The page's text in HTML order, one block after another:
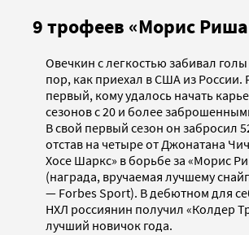
9 трофеев «Морис
Овечкин с легкостью забивал голы
пор, как приехал в США из России.
первый, кому удалось начать
сезонов с 20 и более
В свой первый сезон он забросил
отстав на четыре от Джонатана
Хосе Шаркс» в борьбе за «Морис
(награда, вручаемая лучшему
— Forbes Sport). В дебютном для
НХЛ россиянин получил «Колдер
лучший новичок года.